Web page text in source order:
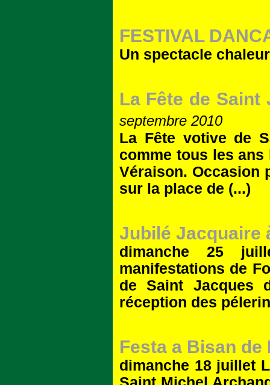
FESTIVAL
Un spectacle
La Fête de
septembre 2010
La Fête votive de
comme tous les ans
Véraison. Occasion
sur la place de (...)
Jubilé Jacquaire
dimanche 25
manifestations de
de Saint Jacques
réception des
Festa a Bisan de
dimanche 18 juillet